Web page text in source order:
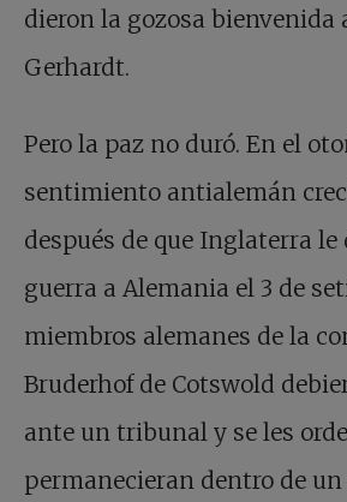
dieron la gozosa bienvenida
Gerhardt.
Pero la paz no duró. En el
sentimiento antialemán
después de que Inglaterra le
guerra a Alemania el 3 de
miembros alemanes de la
Bruderhof de Cotswold
ante un tribunal y se les
permanecieran dentro de